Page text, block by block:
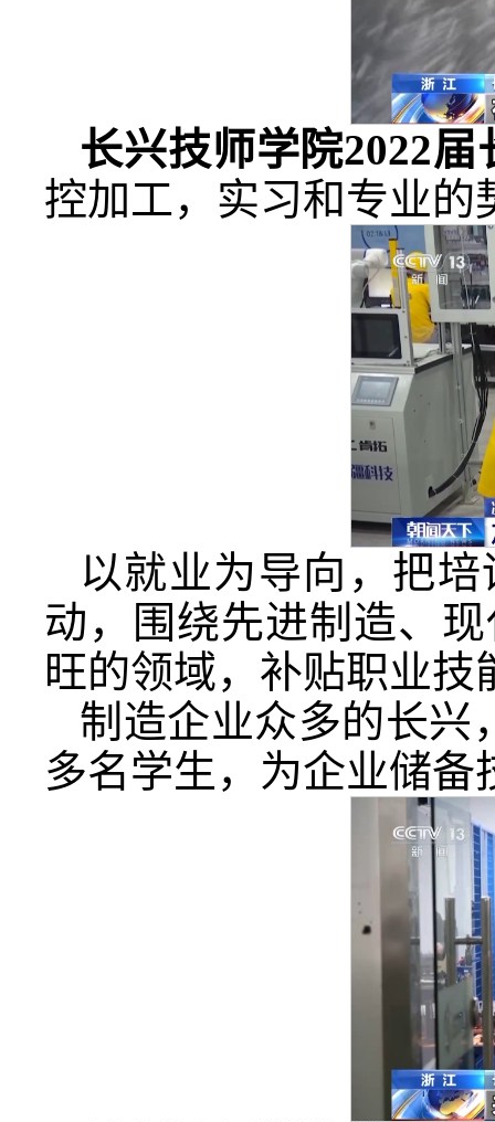
长兴技师学院2022
控加工，实习和专业的
以就业为导向，把
动，围绕先进制造、
旺的领域，补贴职业技
制造企业众多的长兴
多名学生，为企业储备